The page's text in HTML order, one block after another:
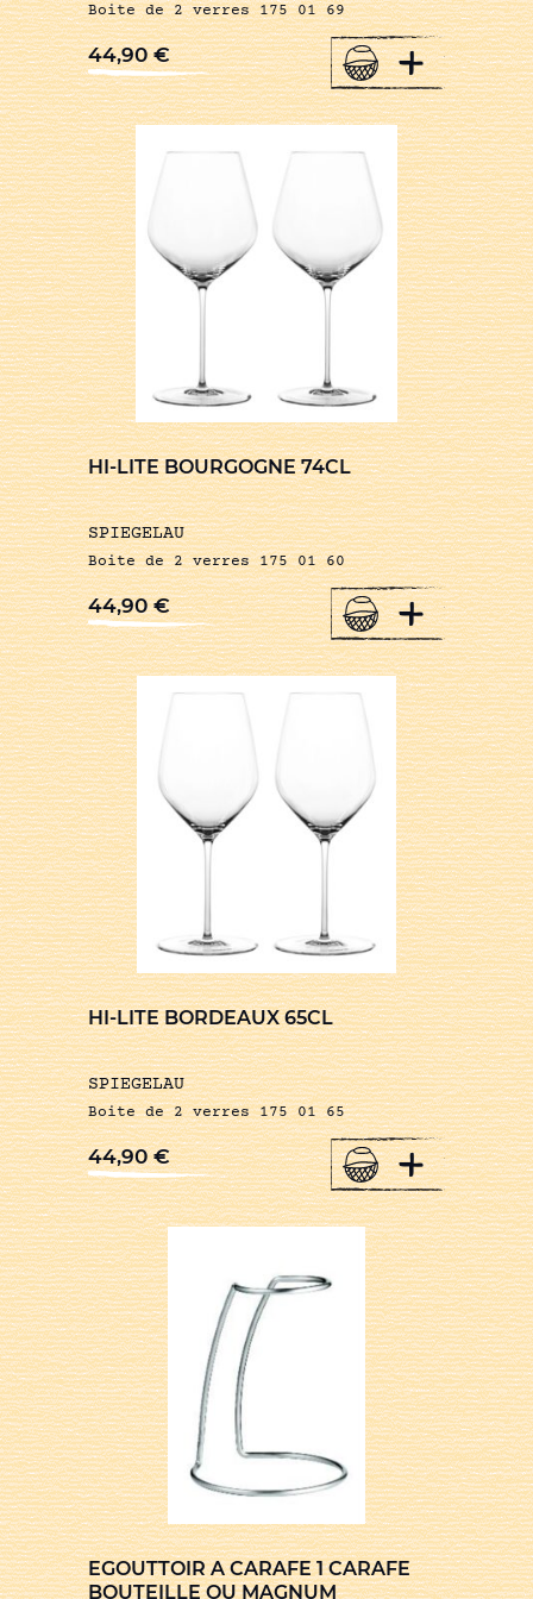
Boite de 2 verres 175 01 69
44,90€ +
HI-LITE BOURGOGNE 74CL
SPIEGELAU
Boite de 2 verres 175 01 60
44,90€ +
HI-LITE BORDEAUX 65CL
SPIEGELAU
Boite de 2 verres 175 01 65
44,90€ +
EGOUTTOIR A CARAFE 1 CARAFE
BOUTEILLE OU MAGNUM